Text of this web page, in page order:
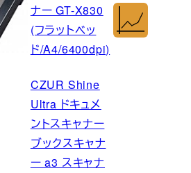
ナー GT-X830
(フラットベッ
ド/A4/6400dpi)
CZUR Shine
Ultra ドキュメ
ントスキャナー
ブックスキャナ
ー a3 スキャナ